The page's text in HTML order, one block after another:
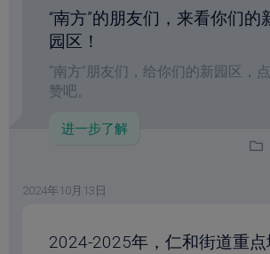
“南方”的朋友们，来看你们的
园区！
“南方”朋友们，给你们的新园区，
赞吧。
进一步了解
2024年10月13日
2024-2025年，仁和街道重点